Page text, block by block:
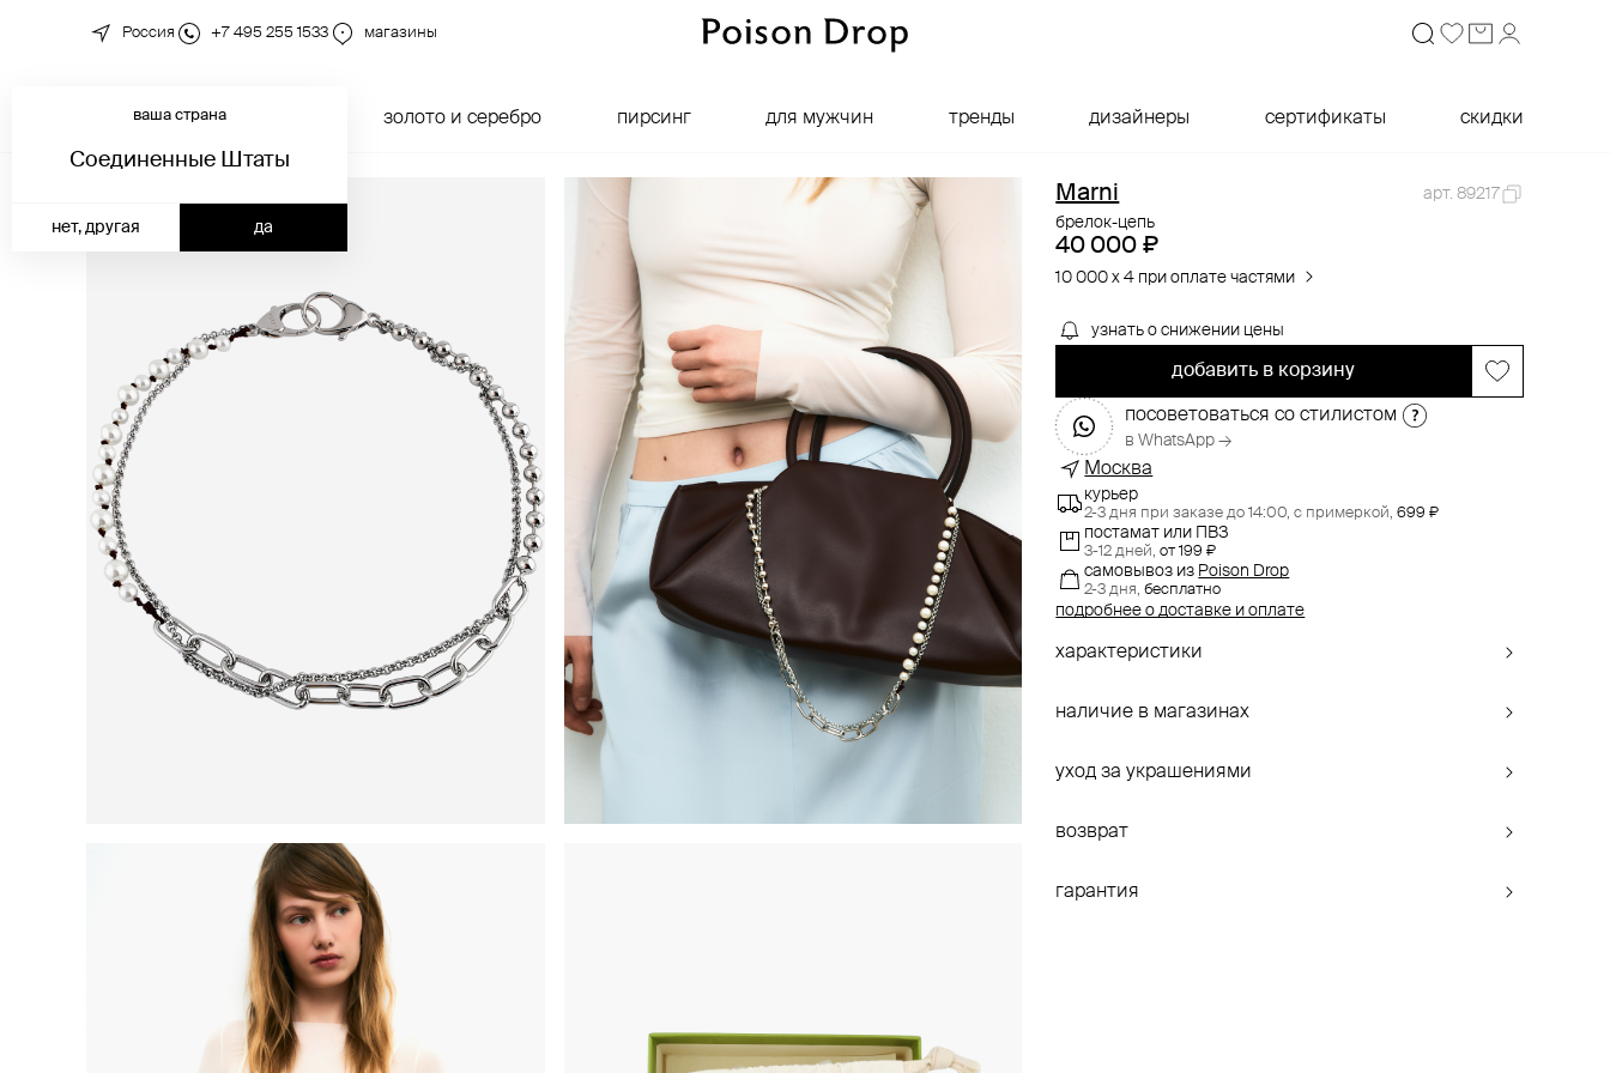
Россия +7 495 255 1533 магазины
новинки золото и серебро пирсинг для мужчин тренды дизайнеры сертификаты скидки
ваша страна
Соединенные Штаты
да
нет, другая
Marni
арт. 89217
брелок-цепь
40 000 ₽
10 000 x 4 при оплате частями
узнать о снижении цены
добавить в корзину
посоветоваться со стилистом
в WhatsApp →
Москва
курьер
2-3 дня при заказе до 14:00,с примеркой, 699 ₽
постамат или ПВЗ
3-12 дней,от 199 ₽
самовывоз из Poison Drop
2-3 дня,бесплатно
подробнее о доставке и оплате
характеристики
наличие в магазинах
уход за украшениями
возврат
гарантия